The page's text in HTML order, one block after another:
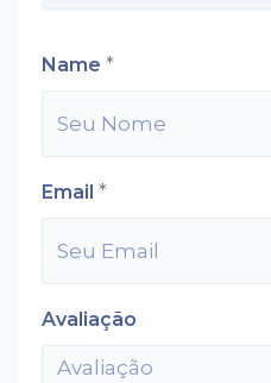
Name *
Email *
Avaliação